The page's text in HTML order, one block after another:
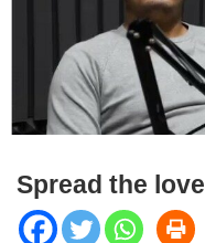
Spread the love